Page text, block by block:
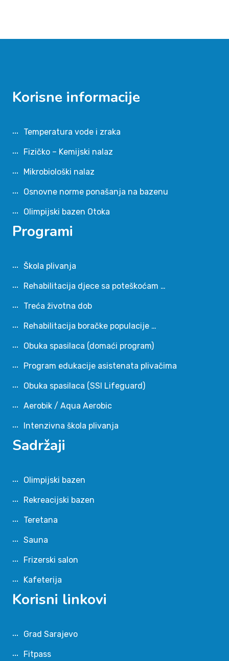
Korisne informacije
Temperatura vode i zraka
Fizičko – Kemijski nalaz
Mikrobiološki nalaz
Osnovne norme ponašanja na bazenu
Olimpijski bazen Otoka
Programi
Škola plivanja
Rehabilitacija djece sa poteškoćam …
Treća životna dob
Rehabilitacija boračke populacije …
Obuka spasilaca (domaći program)
Program edukacije asistenata plivačima
Obuka spasilaca (SSI Lifeguard)
Aerobik / Aqua Aerobic
Intenzivna škola plivanja
Sadržaji
Olimpijski bazen
Rekreacijski bazen
Teretana
Sauna
Frizerski salon
Kafeterija
Korisni linkovi
Grad Sarajevo
Fitpass